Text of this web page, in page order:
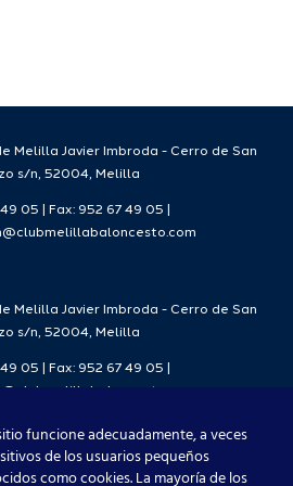
2026/27
Melilla Javier Imbroda - Cerro de San
s/n, 52004, Melilla
49 05 | Fax: 952 67 49 05 |
Melilla Javier Imbroda - Cerro de San
s/n, 52004, Melilla
49 05 | Fax: 952 67 49 05 |
funcione adecuadamente, a veces
de los usuarios pequeños
como cookies. La mayoría de los